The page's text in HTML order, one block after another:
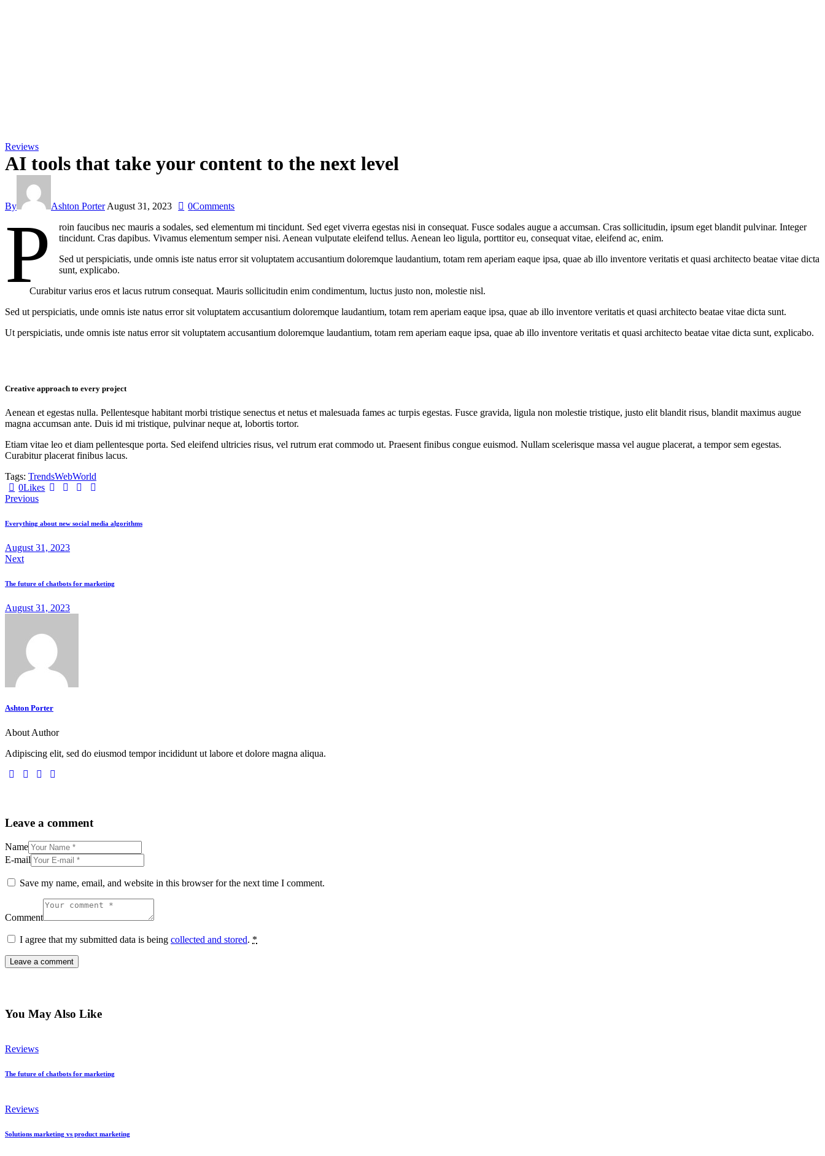
Reviews
AI tools that take your content to the next level
By Ashton Porter August 31, 2023 0Comments
P
roin faucibus nec mauris a sodales, sed elementum mi tincidunt. Sed eget viverra egestas nisi in consequat. Fusce sodales augue a accumsan. Cras sollicitudin, ipsum eget blandit pulvinar. Integer
tincidunt. Cras dapibus. Vivamus elementum semper nisi. Aenean vulputate eleifend tellus. Aenean leo ligula, porttitor eu, consequat vitae, eleifend ac, enim.
Sed ut perspiciatis, unde omnis iste natus error sit voluptatem accusantium doloremque laudantium, totam rem aperiam eaque ipsa, quae ab illo inventore veritatis et quasi architecto beatae vitae dicta
sunt, explicabo.
Curabitur varius eros et lacus rutrum consequat. Mauris sollicitudin enim condimentum, luctus justo non, molestie nisl.
Sed ut perspiciatis, unde omnis iste natus error sit voluptatem accusantium doloremque laudantium, totam rem aperiam eaque ipsa, quae ab illo inventore veritatis et quasi architecto beatae vitae dicta sunt.
Ut perspiciatis, unde omnis iste natus error sit voluptatem accusantium doloremque laudantium, totam rem aperiam eaque ipsa, quae ab illo inventore veritatis et quasi architecto beatae vitae dicta sunt, explicabo.
Creative approach to every project
Aenean et egestas nulla. Pellentesque habitant morbi tristique senectus et netus et malesuada fames ac turpis egestas. Fusce gravida, ligula non molestie tristique, justo elit blandit risus, blandit maximus augue
magna accumsan ante. Duis id mi tristique, pulvinar neque at, lobortis tortor.
Etiam vitae leo et diam pellentesque porta. Sed eleifend ultricies risus, vel rutrum erat commodo ut. Praesent finibus congue euismod. Nullam scelerisque massa vel augue placerat, a tempor sem egestas.
Curabitur placerat finibus lacus.
Tags: TrendsWebWorld
0Likes
Post
navigation
Previous
Everything about new social media algorithms
August 31, 2023
Next
The future of chatbots for marketing
August 31, 2023
Ashton Porter
About Author
Adipiscing elit, sed do eiusmod tempor incididunt ut labore et dolore magna aliqua.
Leave a comment
Name
E-mail
Save my name, email, and website in this browser for the next time I comment.
Comment
I agree that my submitted data is being collected and stored. *
You May Also Like
Reviews
The future of chatbots for marketing
Reviews
Solutions marketing vs product marketing